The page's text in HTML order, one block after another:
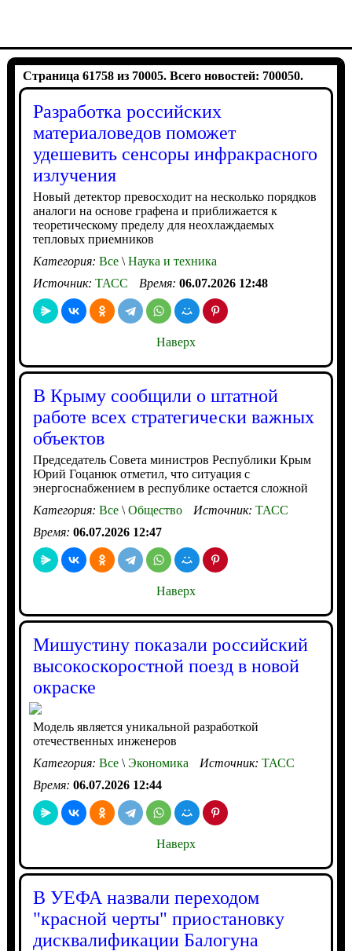
Страница 61758 из 70005. Всего новостей: 700050.
Разработка российских
материаловедов поможет
удешевить сенсоры инфракрасного
излучения
Новый детектор превосходит на несколько порядков
аналоги на основе графена и приближается к
теоретическому пределу для неохлаждаемых
тепловых приемников
Категория: Все\Наука и техника
Источник: ТАСС Время: 06.07.2026 12:48
Наверх
В Крыму сообщили о штатной
работе всех стратегически важных
объектов
Председатель Совета министров Республики Крым
Юрий Гоцанюк отметил, что ситуация с
энергоснабжением в республике остается сложной
Категория: Все\Общество Источник: ТАСС
Время: 06.07.2026 12:47
Наверх
Мишустину показали российский
высокоскоростной поезд в новой
окраске
Модель является уникальной разработкой
отечественных инженеров
Категория: Все\Экономика Источник: ТАСС
Время: 06.07.2026 12:44
Наверх
В УЕФА назвали переходом
"красной черты" приостановку
дисквалификации Балогуна